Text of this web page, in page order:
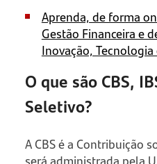
Aprenda, de forma
Gestão Financeira e
Inovação, Tecnologia
O que são CBS,
Seletivo?
A CBS é a Contribuição
será administrada pela